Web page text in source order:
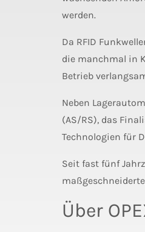
werden.
Da RFID
die manchmal in
Betrieb
Neben
(AS/RS), das
Technologien für
Seit fast fünf
Über